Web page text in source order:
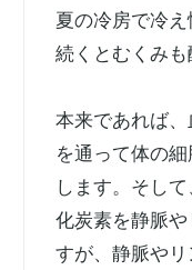
夏の冷房で冷
続くとむくみも
本来であれば
を通って体の
します。そし
化炭素を静脈
すが、静脈や